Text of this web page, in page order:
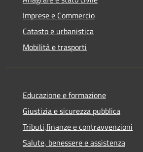
Imprese e Commercio
Catasto e urbanistica
Mobilità e trasporti
Educazione e formazione
Giustizia e sicurezza pubblica
Tributi,finanze e contravvenzioni
Salute, benessere e assistenza